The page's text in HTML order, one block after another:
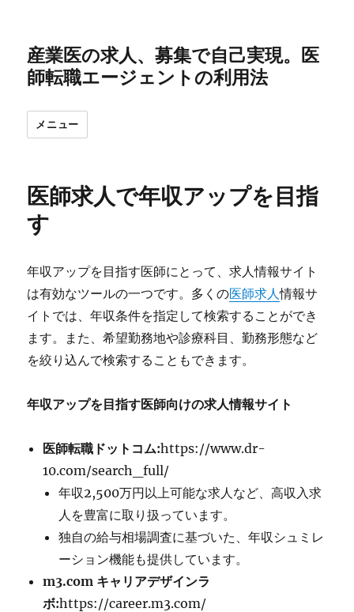
産業医の求人、募集で自己実現。医
師転職エージェントの利用法
メニュー
医師求人で年収アップを目指
す
年収アップを目指す医師にとって、求人情報サイト
は有効なツールの一つです。多くの医師求人情報サ
イトでは、年収条件を指定して検索することができ
ます。また、希望勤務地や診療科目、勤務形態など
を絞り込んで検索することもできます。
年収アップを目指す医師向けの求人情報サイト
医師転職ドットコム:https://www.dr-
10.com/search_full/
年収2,500万円以上可能な求人など、高収入求
人を豊富に取り扱っています。
独自の給与相場調査に基づいた、年収シュミレ
ーション機能も提供しています。
m3.com キャリアデザインラ
ボ:https://career.m3.com/